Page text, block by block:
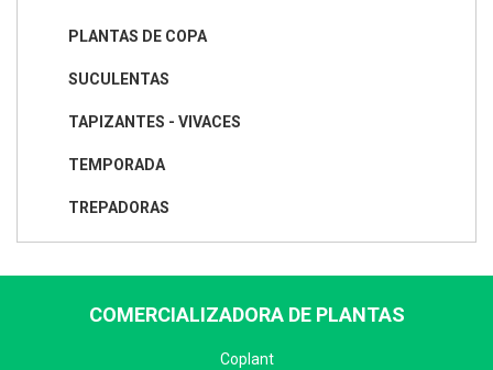
PLANTAS DE COPA
SUCULENTAS
TAPIZANTES - VIVACES
TEMPORADA
TREPADORAS
COMERCIALIZADORA DE PLANTAS
Coplant